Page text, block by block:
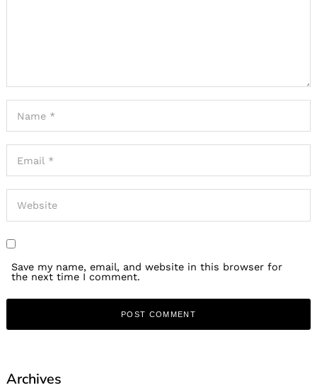
Save my name, email, and website in this browser for
the next time I comment.
Archives